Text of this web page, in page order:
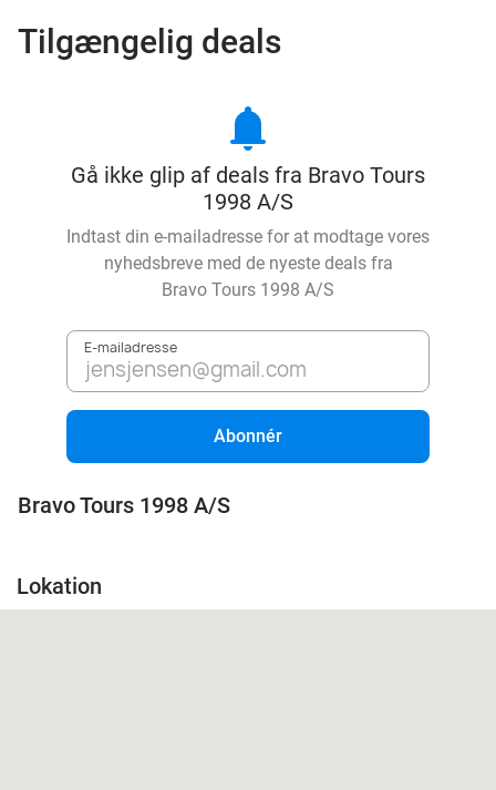
Tilgængelig deals
notifications
Gå ikke glip af deals fra Bravo Tours
1998 A/S
Indtast din e-mailadresse for at modtage vores
nyhedsbreve med de nyeste deals fra
Bravo Tours 1998 A/S
E-mailadresse
Abonnér
Bravo Tours 1998 A/S
Lokation